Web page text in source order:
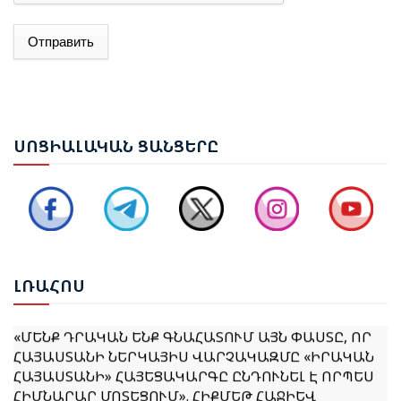
Отправить
ՍՈՑԻԱԼԱԿԱՆ ՑԱՆՑԵՐԸ
ԼՌԱՀՈՍ
ԱԴՐԲԵՋԱՆԻ ԱԳ ՆԱԽԱՐԱՐ ՋԵՅՀՈՒՆ ԲԱՅՐԱՄՈՎԸ
ԵՐԵՎԱՆՈՒՄ ԿԱՅԱՑԵԼ Է ԱՆԻԻ ԿԱՄՐՋԻ
ՎԵՐԱԿԱՆԳՆՄԱՆ ՀԱՐՑԵՐՈՎ ՀԱՅԱՍՏԱՆ-ԹՈՒՐՔԻԱ
ՀԱՅԱՍՏԱՆԻ ՆԵՐԿԱՅԻՍ ՎԱՐՉԱԿԱԶՄԸ «ԻՐԱԿԱՆ
ՀԱՅԱՍՏԱՆԻ» ՀԱՅԵՑԱԿԱՐԳԸ ԸՆԴՈՒՆԵԼ Է ՈՐՊԵՍ
ՀԻՄՆԱՐԱՐ ՄՈՏԵՑՈՒՄ». ՀԻՔՄԵԹ ՀԱՋԻԵՎ